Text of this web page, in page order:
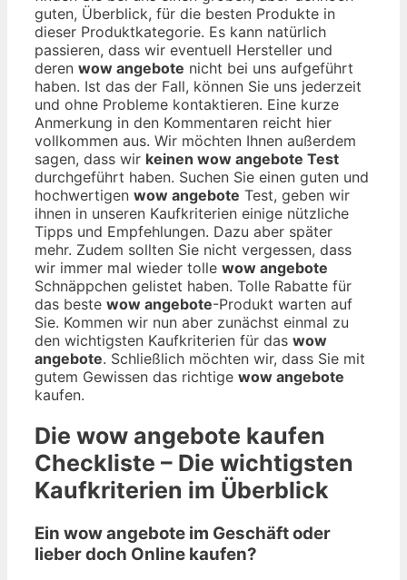
guten, Überblick, für die besten Produkte in
dieser Produktkategorie. Es kann natürlich
passieren, dass wir eventuell Hersteller und
deren wow angebote nicht bei uns aufgeführt
haben. Ist das der Fall, können Sie uns jederzeit
und ohne Probleme kontaktieren. Eine kurze
Anmerkung in den Kommentaren reicht hier
vollkommen aus. Wir möchten Ihnen außerdem
sagen, dass wir keinen wow angebote Test
durchgeführt haben. Suchen Sie einen guten und
hochwertigen wow angebote Test, geben wir
ihnen in unseren Kaufkriterien einige nützliche
Tipps und Empfehlungen. Dazu aber später
mehr. Zudem sollten Sie nicht vergessen, dass
wir immer mal wieder tolle wow angebote
Schnäppchen gelistet haben. Tolle Rabatte für
das beste wow angebote-Produkt warten auf
Sie. Kommen wir nun aber zunächst einmal zu
den wichtigsten Kaufkriterien für das wow
angebote. Schließlich möchten wir, dass Sie mit
gutem Gewissen das richtige wow angebote
kaufen.
Die wow angebote kaufen
Checkliste – Die wichtigsten
Kaufkriterien im Überblick
Ein wow angebote im Geschäft oder
lieber doch Online kaufen?